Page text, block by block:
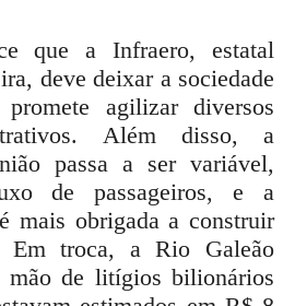
que a Infraero, estatal
deve deixar a sociedade
agilizar diversos
Além disso, a
passa a ser variável,
de passageiros, e a
mais obrigada a construir
Em troca, a Rio Galeão
mão de litígios bilionários